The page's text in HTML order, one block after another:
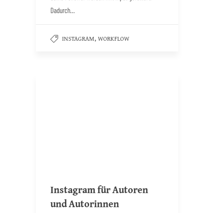
Dadurch…
INSTAGRAM, WORKFLOW
Instagram für Autoren
und Autorinnen